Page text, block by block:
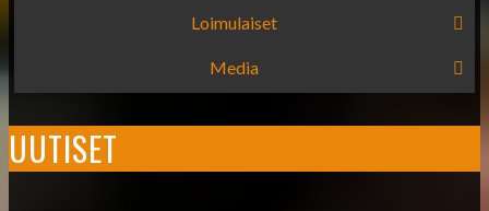
Loimulaiset
Media
UUTISET